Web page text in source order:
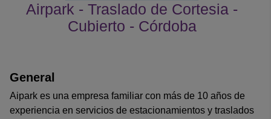
Airpark - Traslado de Cortesia -
Cubierto - Córdoba
General
Aipark es una empresa familiar con más de 10 años de
experiencia en servicios de estacionamientos y traslados